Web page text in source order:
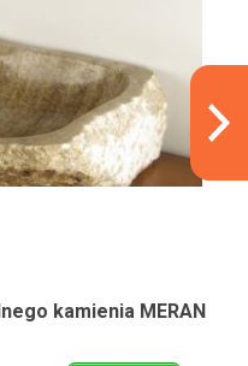
kamienia MERAN